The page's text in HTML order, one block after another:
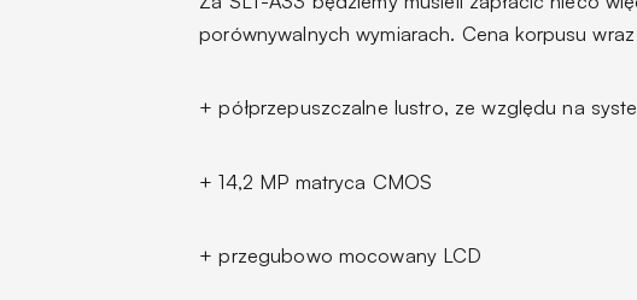
porównywalnych wymiarach. Cena korpusu
+ półprzepuszczalne lustro, ze względu na
+ 14,2 MP matryca CMOS
+ przegubowo mocowany LCD